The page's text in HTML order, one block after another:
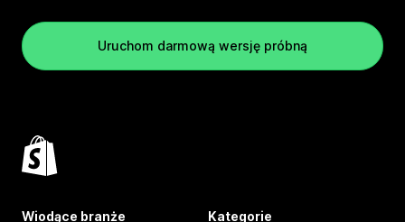
Uruchom darmową wersję próbną
Wiodące branże Kategorie